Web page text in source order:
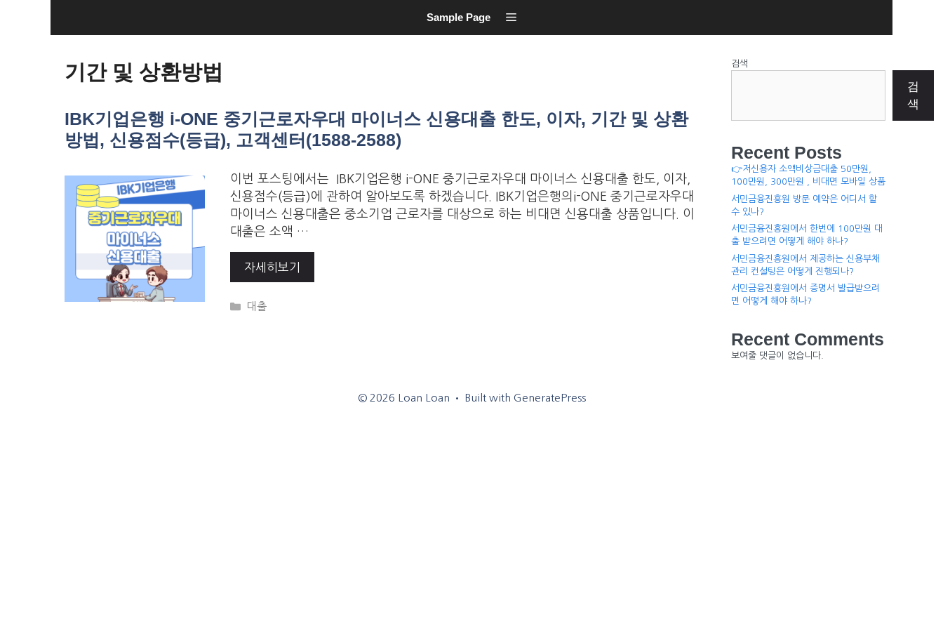
Sample Page
기간 및 상환방법
IBK기업은행 i-ONE 중기근로자우대 마이너스 신용대출 한도, 이자, 기간 및 상환
방법, 신용점수(등급), 고객센터(1588-2588)
이번 포스팅에서는 IBK기업은행 i-ONE 중기근로자우대 마이너스 신용대출 한도, 이자,
신용점수(등급)에 관하여 알아보도록 하겠습니다. IBK기업은행의i-ONE 중기근로자우대
마이너스 신용대출은 중소기업 근로자를 대상으로 하는 비대면 신용대출 상품입니다. 이
대출은 소액 …
자세히보기
Categories
대출
검색
검
색
Recent Posts
👉저신용자 소액비상금대출 50만원,
100만원, 300만원 , 비대면 모바일 상품
서민금융진흥원 방문 예약은 어디서 할
수 있나?
서민금융진흥원에서 한번에 100만원 대
출 받으려면 어떻게 해야 하나?
서민금융진흥원에서 제공하는 신용부채
관리 컨설팅은 어떻게 진행되나?
서민금융진흥원에서 증명서 발급받으려
면 어떻게 해야 하나?
Recent Comments
보여줄 댓글이 없습니다.
© 2026 Loan Loan • Built with GeneratePress